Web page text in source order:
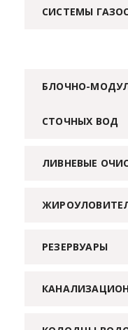
СИСТЕМЫ
БЛОЧНО-
СТОЧНЫХ ВОД
ЛИВНЕВЫЕ
РЕЗЕРВУАРЫ